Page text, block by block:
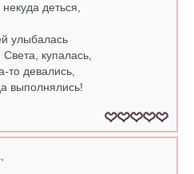
деться,
улыбалась
купалась,
то девались,
выполнялись!